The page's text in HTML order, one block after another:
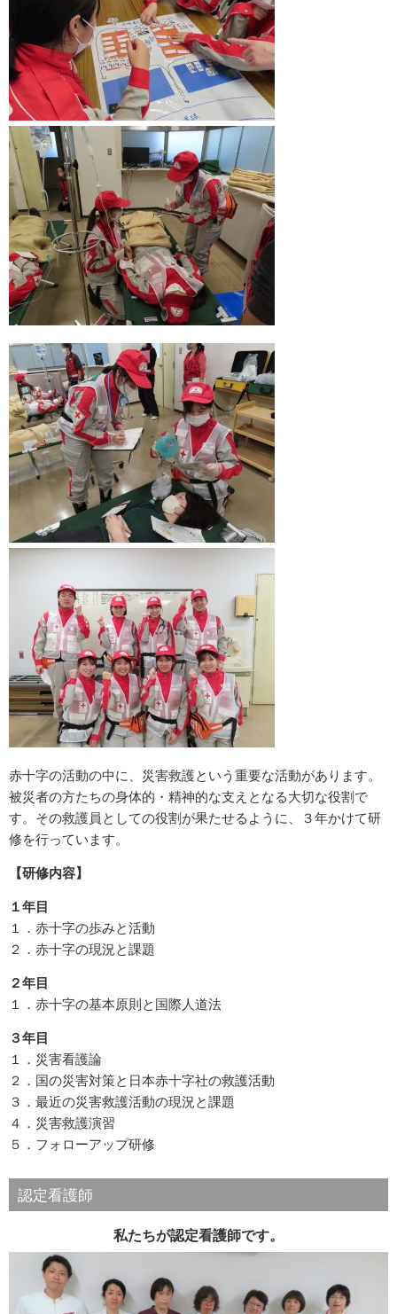
赤十字の活動の中に、災害救護という重要な活動があります。
被災者の方たちの身体的・精神的な支えとなる大切な役割で
す。その救護員としての役割が果たせるように、３年かけて研
修を行っています。
【研修内容】
１年目
１．赤十字の歩みと活動
２．赤十字の現況と課題
２年目
１．赤十字の基本原則と国際人道法
３年目
１．災害看護論
２．国の災害対策と日本赤十字社の救護活動
３．最近の災害救護活動の現況と課題
４．災害救護演習
５．フォローアップ研修
認定看護師
私たちが認定看護師です。